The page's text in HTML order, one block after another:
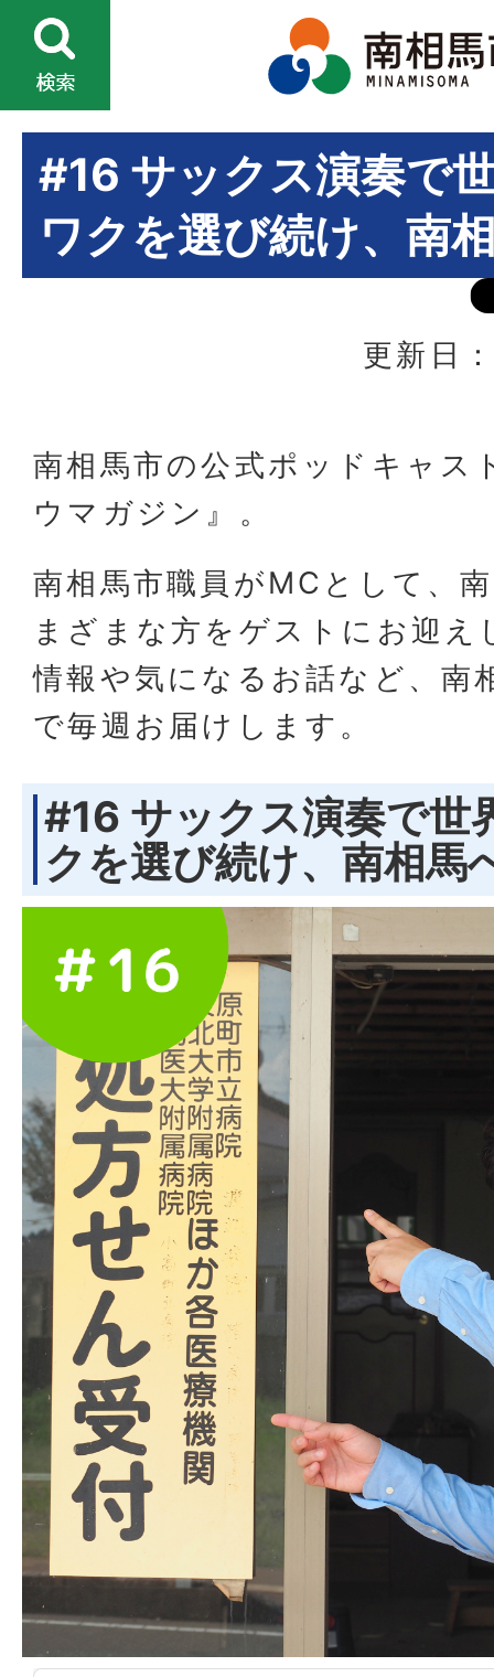
#16 サックス演奏で
ワクを選び続け、南
更新日
南相馬市の公式ポッドキャス
ウマガジン』。
南相馬市職員がMCとして、
まざまな方をゲストにお迎え
情報や気になるお話など、南
で毎週お届けします。
#16 サックス演奏で世
クを選び続け、南相馬